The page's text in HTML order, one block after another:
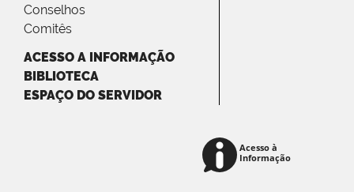
Conselhos
Comitês
ACESSO A INFORMAÇÃO
BIBLIOTECA
ESPAÇO DO SERVIDOR